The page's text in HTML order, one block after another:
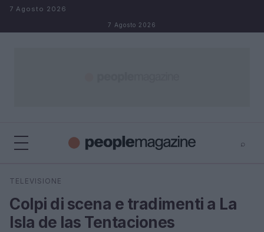
Salta al contenuto
7 Agosto 2026
7 Agosto 2026
⌕
Cerca
TELEVISIONE
Colpi di scena e tradimenti a La
Isla de las Tentaciones